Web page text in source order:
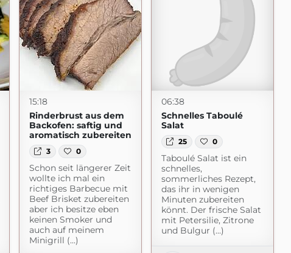
15:18
Rinderbrust aus dem
Backofen: saftig und
aromatisch zubereiten
3 0
Schon seit längerer Zeit
wollte ich mal ein
richtiges Barbecue mit
Beef Brisket zubereiten
aber ich besitze eben
keinen Smoker und
auch auf meinem
Minigrill (...)
06:38
Schnelles Taboulé
Salat
25 0
Taboulé Salat ist ein
schnelles,
sommerliches Rezept,
das ihr in wenigen
Minuten zubereiten
könnt. Der frische Salat
mit Petersilie, Zitrone
und Bulgur (...)